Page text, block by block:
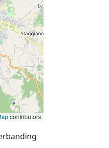
contributors